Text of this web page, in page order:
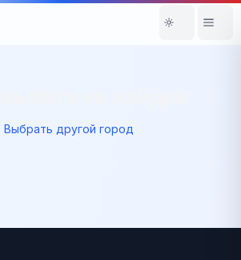
Выбрать другой город